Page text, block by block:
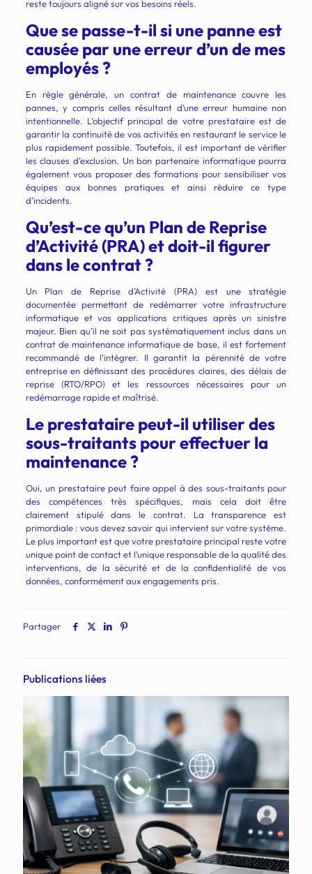
reste toujours aligné sur vos besoins réels.
Que se passe-t-il si une panne est
causée par une erreur d’un de mes
employés ?
En règle générale, un contrat de maintenance couvre les
pannes, y compris celles résultant d’une erreur humaine non
intentionnelle. L’objectif principal de votre prestataire est de
garantir la continuité de vos activités en restaurant le service le
plus rapidement possible. Toutefois, il est important de vérifier
les clauses d’exclusion. Un bon partenaire informatique pourra
également vous proposer des formations pour sensibiliser vos
équipes aux bonnes pratiques et ainsi réduire ce type
d’incidents.
Qu’est-ce qu’un Plan de Reprise
d’Activité (PRA) et doit-il figurer
dans le contrat ?
Un Plan de Reprise d’Activité (PRA) est une stratégie
documentée permettant de redémarrer votre infrastructure
informatique et vos applications critiques après un sinistre
majeur. Bien qu’il ne soit pas systématiquement inclus dans un
contrat de maintenance informatique de base, il est fortement
recommandé de l’intégrer. Il garantit la pérennité de votre
entreprise en définissant des procédures claires, des délais de
reprise (RTO/RPO) et les ressources nécessaires pour un
redémarrage rapide et maîtrisé.
Le prestataire peut-il utiliser des
sous-traitants pour effectuer la
maintenance ?
Oui, un prestataire peut faire appel à des sous-traitants pour
des compétences très spécifiques, mais cela doit être
clairement stipulé dans le contrat. La transparence est
primordiale : vous devez savoir qui intervient sur votre système.
Le plus important est que votre prestataire principal reste votre
unique point de contact et l’unique responsable de la qualité des
interventions, de la sécurité et de la confidentialité de vos
données, conformément aux engagements pris.
Partager
Publications liées